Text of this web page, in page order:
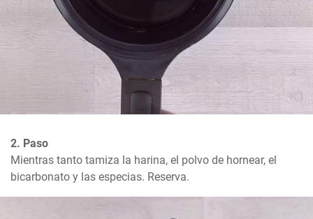
2. Paso
Mientras tanto tamiza la harina, el polvo de hornear, el
bicarbonato y las especias. Reserva.